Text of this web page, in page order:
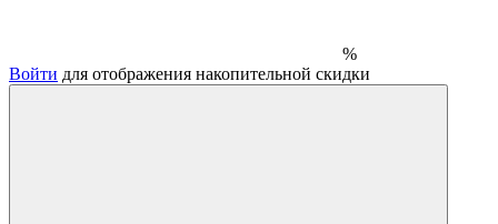
%
Войти для отображения накопительной скидки